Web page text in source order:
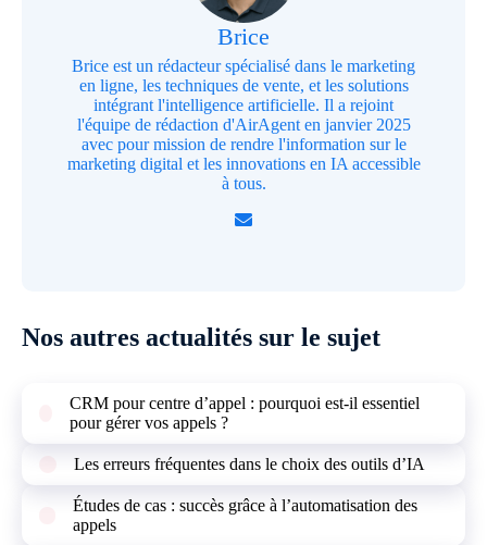
Brice
Brice est un rédacteur spécialisé dans le marketing
en ligne, les techniques de vente, et les solutions
intégrant l'intelligence artificielle. Il a rejoint
l'équipe de rédaction d'AirAgent en janvier 2025
avec pour mission de rendre l'information sur le
marketing digital et les innovations en IA accessible
à tous.
Nos autres actualités sur le sujet
CRM pour centre d’appel : pourquoi est-il essentiel
pour gérer vos appels ?
Les erreurs fréquentes dans le choix des outils d’IA
Études de cas : succès grâce à l’automatisation des
appels